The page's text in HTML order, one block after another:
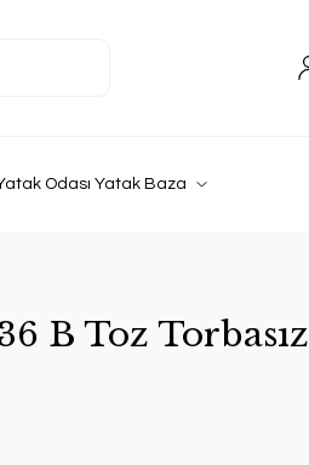
Odası Yatak Baza
B Toz Torbasız